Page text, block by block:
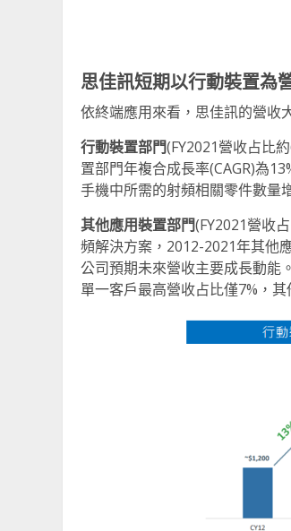
思佳訊短期以行動裝置為
依終端應用來看，思佳訊的營收
行動裝置部門(FY2021營收占比
置部門年複合成長率(CAGR)為
手機中所需的射頻相關零件數量
其他應用裝置部門(FY2021營收
頻解決方案，2012-2021年其他
公司預期未來營收主要成長動能
單一客戶最高營收占比僅7%，